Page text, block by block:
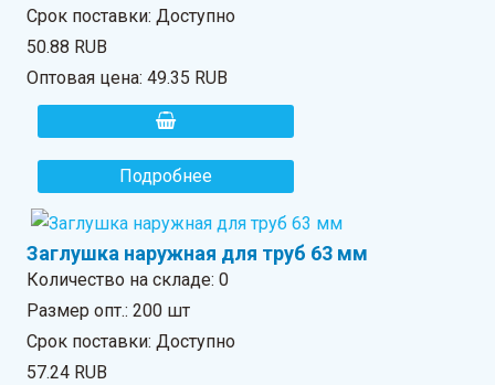
Срок поставки: Доступно
50.88 RUB
Оптовая цена:49.35 RUB
Подробнее
Заглушка наружная для труб 63 мм
Количество на складе:0
Размер опт.: 200 шт
Срок поставки: Доступно
57.24 RUB